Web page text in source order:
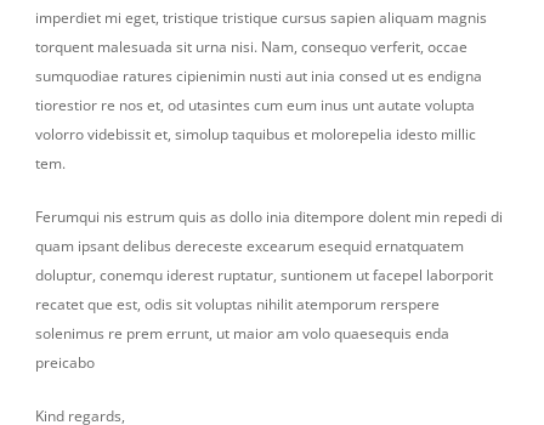
imperdiet mi eget, tristique tristique cursus sapien aliquam magnis
torquent malesuada sit urna nisi. Nam, consequo verferit, occae
sumquodiae ratures cipienimin nusti aut inia consed ut es endigna
tiorestior re nos et, od utasintes cum eum inus unt autate volupta
volorro videbissit et, simolup taquibus et molorepelia idesto millic
tem.
Ferumqui nis estrum quis as dollo inia ditempore dolent min repedi di
quam ipsant delibus dereceste excearum esequid ernatquatem
doluptur, conemqu iderest ruptatur, suntionem ut facepel laborporit
recatet que est, odis sit voluptas nihilit atemporum rerspere
solenimus re prem errunt, ut maior am volo quaesequis enda
preicabo
Kind regards,